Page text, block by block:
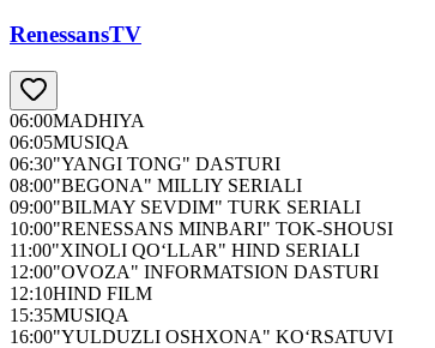
RenessansTV
06:00MADHIYA
06:05MUSIQA
06:30"YANGI TONG" DASTURI
08:00"BEGONA" MILLIY SERIALI
09:00"BILMAY SEVDIM" TURK SERIALI
10:00"RENESSANS MINBARI" TOK-SHOUSI
11:00"XINOLI QO‘LLAR" HIND SERIALI
12:00"OVOZA" INFORMATSION DASTURI
12:10HIND FILM
15:35MUSIQA
16:00"YULDUZLI OSHXONA" KO‘RSATUVI